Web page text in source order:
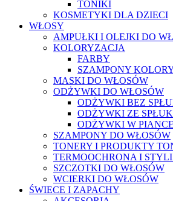
TONIKI
KOSMETYKI DLA DZIECI
WŁOSY
AMPUŁKI I OLEJKI DO
KOLORYZACJA
FARBY
SZAMPONY
MASKI DO WŁOSÓW
ODŻYWKI DO WŁOSÓW
ODŻYWKI BEZ
ODŻYWKI ZE
ODŻYWKI W PIANCE
SZAMPONY DO WŁOSÓW
TONERY I PRODUKTY
TERMOOCHRONA I
SZCZOTKI DO WŁOSÓW
WCIERKI DO WŁOSÓW
ŚWIECE I ZAPACHY